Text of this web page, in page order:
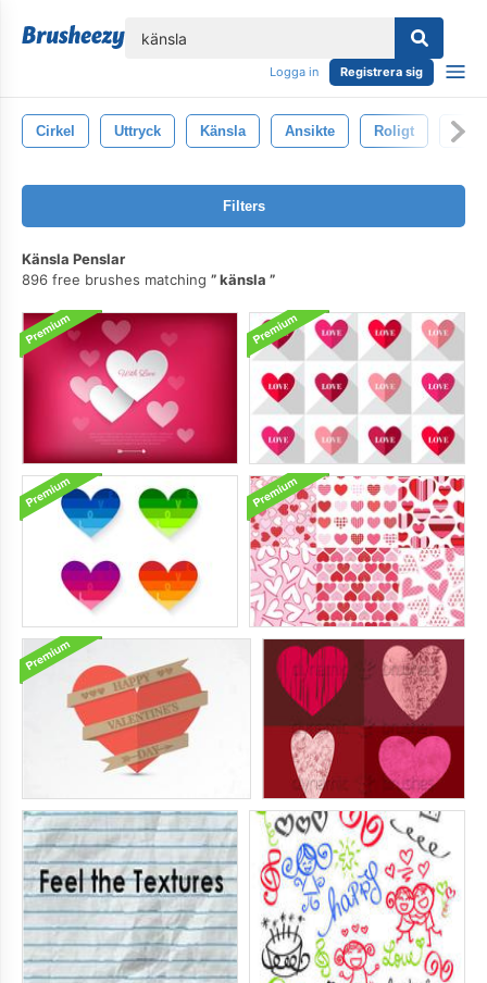
Logga in Registrera sig
Cirkel Uttryck Känsla Ansikte Roligt
Filters
Känsla Penslar
896 free brushes matching
känsla